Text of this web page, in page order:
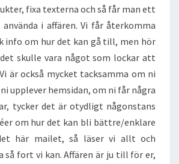
fixa texterna och så får man ett
i affären. Vi får återkomma
info om hur det kan gå till, men hör
skulle vara något som lockar att
är också mycket tacksamma om ni
upplever hemsidan, om ni får några
tycker det är otydligt någonstans
om hur det kan bli bättre/enklare
här mailet, så läser vi allt och
så fort vi kan. Affären är ju till för er,